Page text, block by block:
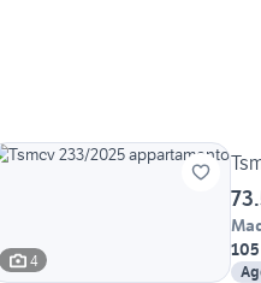
4